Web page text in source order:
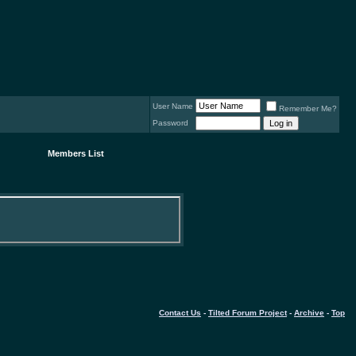
User Name
Remember Me?
Password
Members List
Contact Us - Tilted Forum Project- Archive - Top